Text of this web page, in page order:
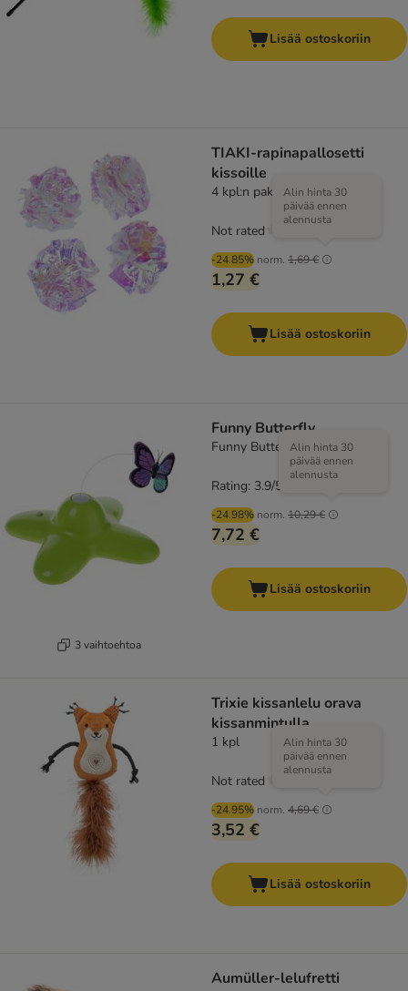
Lisää ostoskoriin
TIAKI-rapinapallosetti
kissoille
4 kpl:n pakkaus
-24.85% norm. 1,69 €
Alin hinta 30
päivää ennen
alennusta
1,27 €
Not rated
Lisää ostoskoriin
3 vaihtoehtoa
Funny Butterfly
Funny Butterfly 1 kpl
-24.98% norm. 10,29 €
Alin hinta 30
päivää ennen
alennusta
7,72 €
Rating: 3.9/5
Lisää ostoskoriin
Trixie kissanlelu orava
kissanmintulla
1 kpl
-24.95% norm. 4,69 €
Alin hinta 30
päivää ennen
alennusta
3,52 €
Not rated
Lisää ostoskoriin
Aumüller-lelufretti